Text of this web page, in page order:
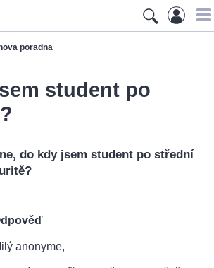
poradna
student po
do kdy jsem student po střední
anonyme,